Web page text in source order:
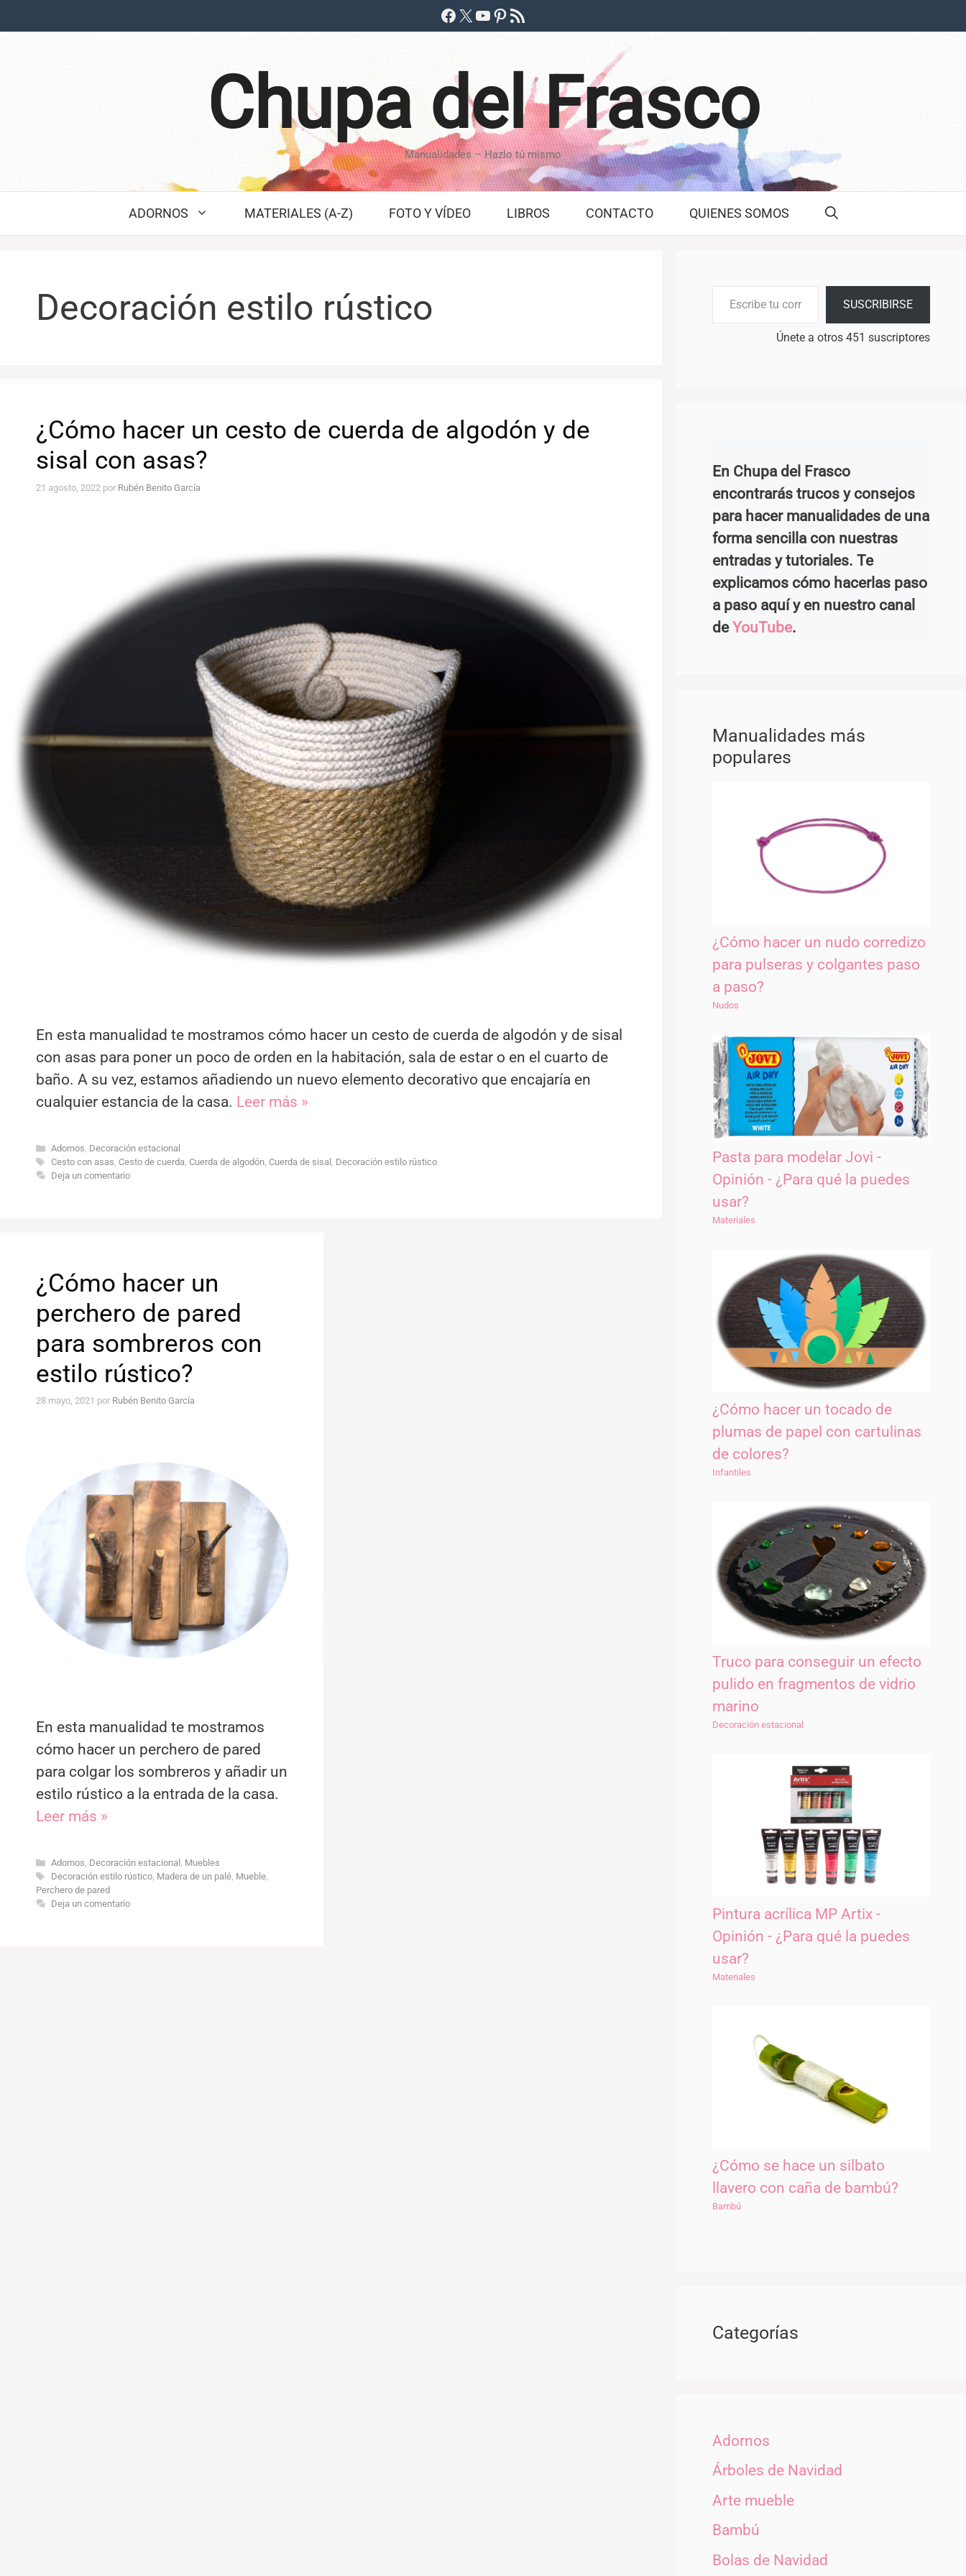
al
Facebook
X YouTube
Pinterest
Feed RSS
Chupa del Frasco
Manualidades – Hazlo tú mismo
ADORNOS MATERIALES (A-Z) FOTO Y VÍDEO LIBROS CONTACTO QUIENES SOMOS
Decoración estilo rústico
¿Cómo hacer un cesto de cuerda de algodón y de
sisal con asas?
21 agosto, 2022 por Rubén Benito García
En esta manualidad te mostramos cómo hacer un cesto de cuerda de algodón y de sisal
con asas para poner un poco de orden en la habitación, sala de estar o en el cuarto de
baño. A su vez, estamos añadiendo un nuevo elemento decorativo que encajaría en
cualquier estancia de la casa. Leer más »
Categorías
Adornos Decoración estacional
Etiquetas
Cesto con asas Cesto de cuerda Cuerda de algodón, Cuerda de sisal
Decoración estilo rústico
Deja un comentario
¿Cómo hacer un
perchero de pared
para sombreros con
estilo rústico?
28 mayo, 2021 por Rubén Benito García
En esta manualidad te mostramos
cómo hacer un perchero de pared
para colgar los sombreros y añadir un
estilo rústico a la entrada de la casa.
Leer más »
Categorías
Adornos, Decoración estacional , Muebles
Etiquetas
Decoración estilo rústico, Madera de un palé, Mueble,
Perchero de pared
Deja un comentario
SUSCRIBIRSE
Únete a otros 451 suscriptores
En Chupa del Frasco
encontrarás trucos y consejos
para hacer manualidades de una
forma sencilla con nuestras
entradas y tutoriales. Te
explicamos cómo hacerlas paso
a paso aquí y en nuestro canal
deYouTube.
Manualidades más
populares
¿Cómo hacer un nudo corredizo
para pulseras y colgantes paso
a paso?
Nudos
Pasta para modelar Jovi -
Opinión - ¿Para qué la puedes
usar?
Materiales
¿Cómo hacer un tocado de
plumas de papel con cartulinas
de colores?
Infantiles
Truco para conseguir un efecto
pulido en fragmentos de vidrio
marino
Decoración estacional
Pintura acrílica MP Artix -
Opinión - ¿Para qué la puedes
usar?
Materiales
¿Cómo se hace un silbato
llavero con caña de bambú?
Bambú
Categorías
Adornos
Árboles de Navidad
Arte mueble
Bambú
Bolas de Navidad